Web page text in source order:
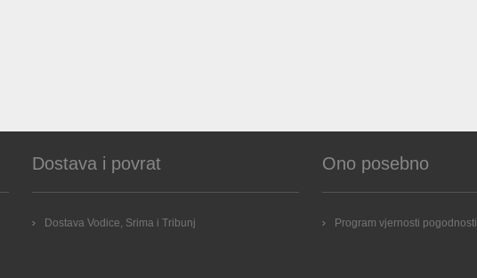
Dostava i povrat
Dostava Vodice, Srima i Tribunj
Ono posebno
Program vjernosti pogodnosti